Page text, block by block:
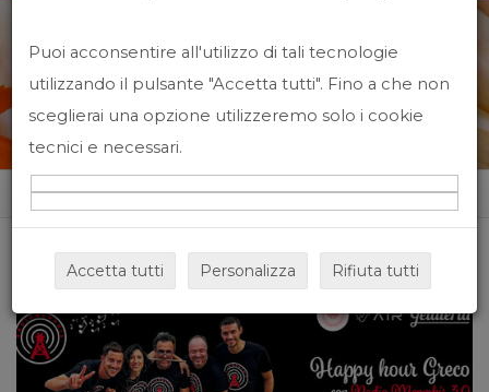
News&Events
Home News&events
Puoi acconsentire all'utilizzo di tali tecnologie
utilizzando il pulsante "Accetta tutti". Fino a che non
sceglierai una opzione utilizzeremo solo i cookie
tecnici e necessari.
Accetta tutti Personalizza Rifiuta tutti